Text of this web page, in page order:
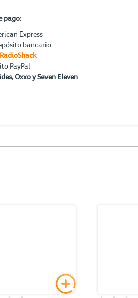
pago:
Express
bancario
RadioShack
PayPal
Oxxo y Seven Eleven